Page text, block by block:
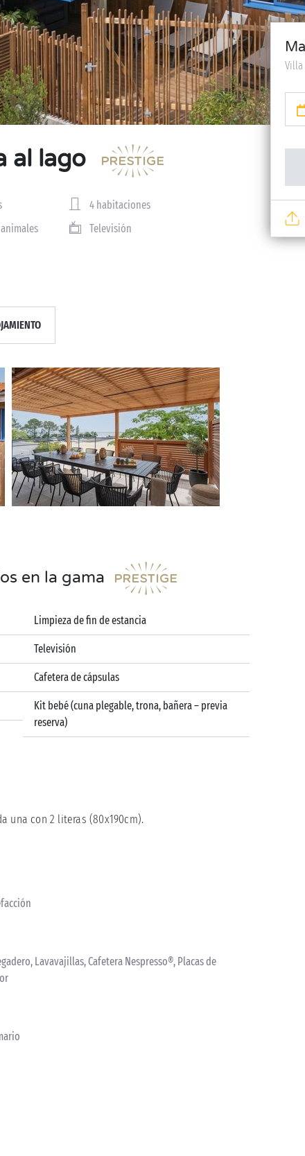
al lago
4 habitaciones
Televisión
en la gama
Limpieza de fin de estancia
Televisión
Cafetera de cápsulas
Kit bebé (cuna plegable, trona, bañera – previa
reserva)
una con 2 literas (80x190cm).
Lavavajillas, Cafetera Nespresso®, Placas de